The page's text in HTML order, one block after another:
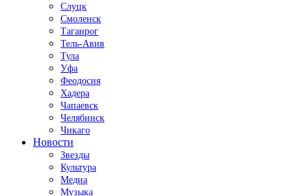
Слуцк
Смоленск
Таганрог
Тель-Авив
Тула
Уфа
Феодосия
Хадера
Чапаевск
Челябинск
Чикаго
Новости
Звезды
Культура
Медиа
Музыка